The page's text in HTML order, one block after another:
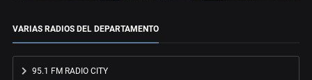
VARIAS RADIOS DEL DEPARTAMENTO
95.1 FM RADIO CITY